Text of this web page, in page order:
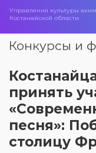
Управления культуры
Костанайской области
Конкурсы и
принять
песня»:
столицу